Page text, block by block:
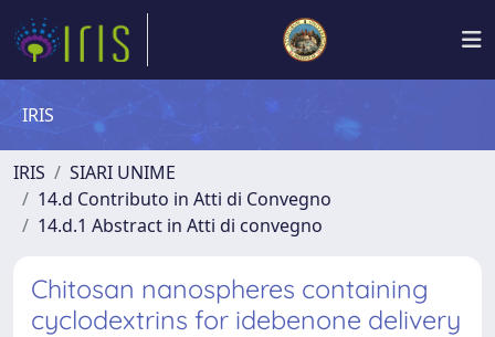
IRIS
IRIS
SIARI UNIME
14.d Contributo in Atti di Convegno
14.d.1 Abstract in Atti di convegno
Chitosan nanospheres containing
cyclodextrins for idebenone delivery